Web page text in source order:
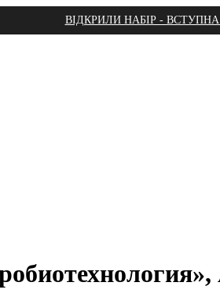
ВІДКРИЛИ НАБІР -